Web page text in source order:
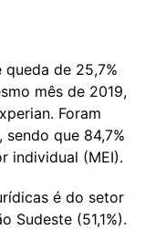
de 25,7%
mês de 2019,
Foram
que 84,7%
individual (MEI).
é do setor
Sudeste (51,1%).